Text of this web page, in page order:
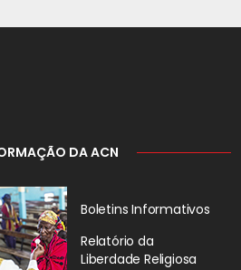
DA ACN
Boletins Informativos
Relatório da
Liberdade Religiosa